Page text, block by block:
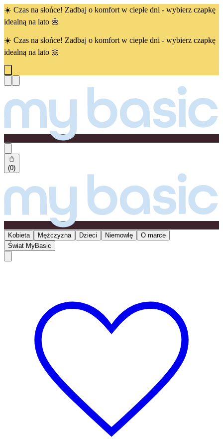
☀️ Czas na słońce! Zadbaj o komfort w ciepłe dni - wybierz czapkę
idealną na lato 🌼
☀️ Czas na słońce! Zadbaj o komfort w ciepłe dni - wybierz czapkę
idealną na lato 🌼
(0)
Kobieta Mężczyzna Dzieci Niemowlę
O marce
Świat MyBasic